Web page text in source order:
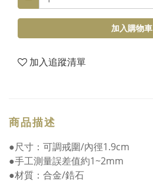
加入購物車
加入追蹤清單
商品描述
●尺寸：可調戒圍/內徑1.9cm
●手工測量誤差值約1~2mm
●材質：合金/鋯石